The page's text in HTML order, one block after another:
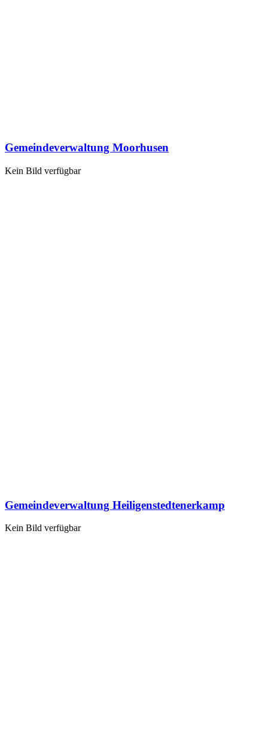
Gemeindeverwaltung Moorhusen
Kein Bild verfügbar
Gemeindeverwaltung Heiligenstedtenerkamp
Kein Bild verfügbar